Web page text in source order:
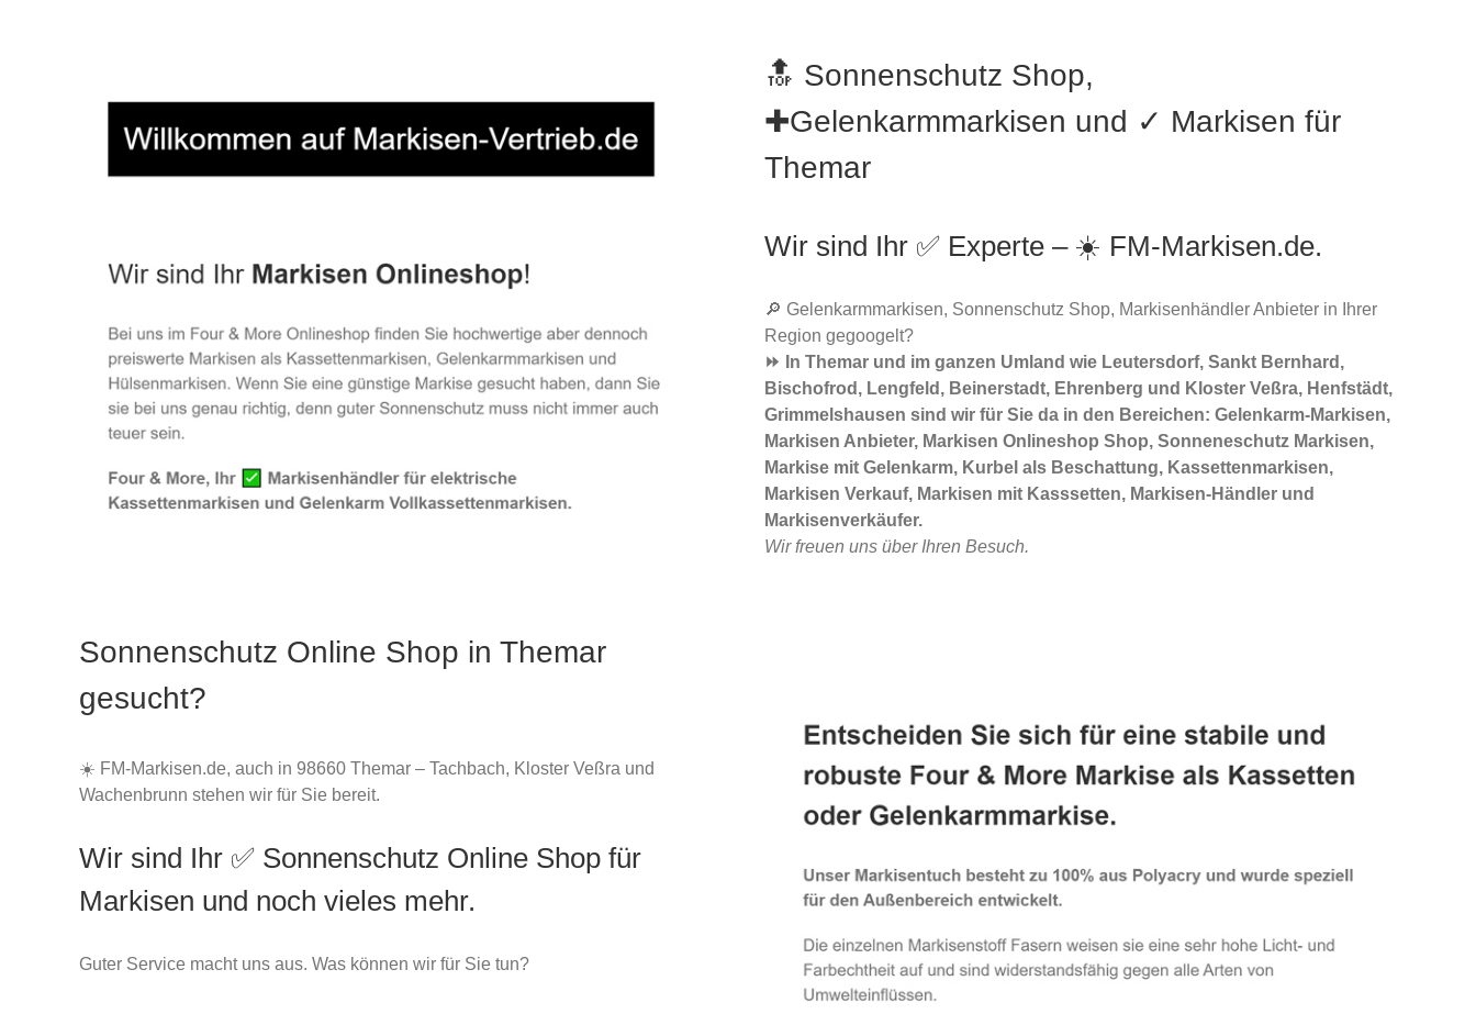
🔝 Sonnenschutz Shop,
✚Gelenkarmmarkisen und ✓ Markisen für
Themar
Wir sind Ihr ✅ Experte – ☀️ FM-Markisen.de.
🔎 Gelenkarmmarkisen, Sonnenschutz Shop, Markisenhändler Anbieter in Ihrer
Region gegoogelt?
⏩ In Themar und im ganzen Umland wie Leutersdorf, Sankt Bernhard,
Bischofrod, Lengfeld, Beinerstadt, Ehrenberg und Kloster Veßra, Henfstädt,
Grimmelshausen sind wir für Sie da in den Bereichen: Gelenkarm-Markisen,
Markisen Anbieter, Markisen Onlineshop Shop, Sonneneschutz Markisen,
Markise mit Gelenkarm, Kurbel als Beschattung, Kassettenmarkisen,
Markisen Verkauf, Markisen mit Kasssetten, Markisen-Händler und
Markisenverkäufer.
Wir freuen uns über Ihren Besuch.
Sonnenschutz Online Shop in Themar
gesucht?
☀️ FM-Markisen.de, auch in 98660 Themar – Tachbach, Kloster Veßra und
Wachenbrunn stehen wir für Sie bereit.
Wir sind Ihr ✅ Sonnenschutz Online Shop für
Markisen und noch vieles mehr.
Guter Service macht uns aus. Was können wir für Sie tun?